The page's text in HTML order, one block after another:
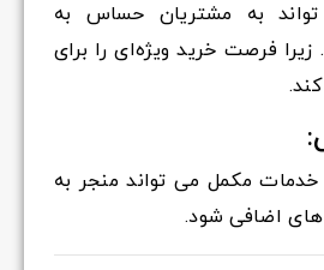
به مشتریان حساس به
فرصت خرید ویژه‌ای را برای
مکمل می تواند منجر به
اضافی شود.